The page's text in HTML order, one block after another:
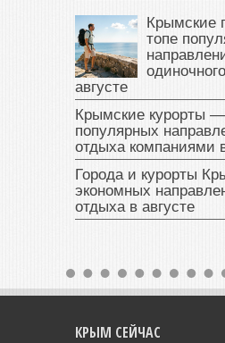
Крымские
топе
августе
Крымские курорты —
популярных
отдыха компаниями
Города и курорты
экономных
отдыха в августе
КРЫМ СЕЙЧАС